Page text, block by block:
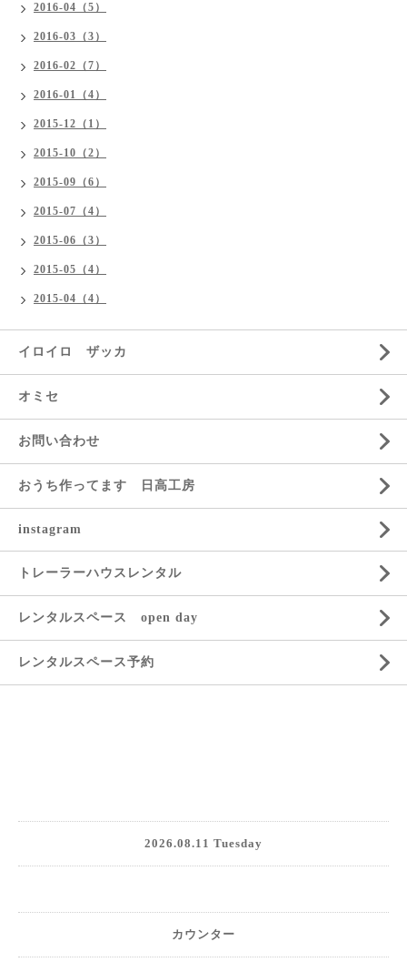
2016-04（5）
2016-03（3）
2016-02（7）
2016-01（4）
2015-12（1）
2015-10（2）
2015-09（6）
2015-07（4）
2015-06（3）
2015-05（4）
2015-04（4）
イロイロ ザッカ
オミセ
お問い合わせ
おうち作ってます 日高工房
instagram
トレーラーハウスレンタル
レンタルスペース open day
レンタルスペース予約
2026.08.11 Tuesday
カウンター